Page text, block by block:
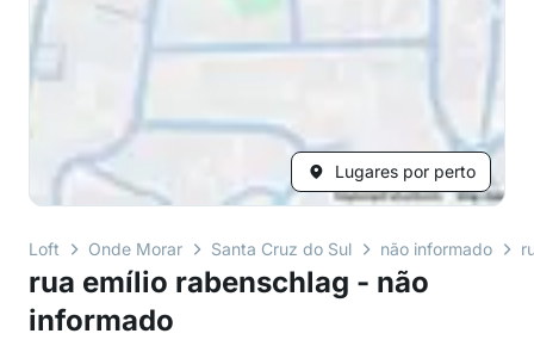
Lugares por perto
Loft Onde Morar Santa Cruz do Sul não informado
rua emílio rabenschlag - não
informado